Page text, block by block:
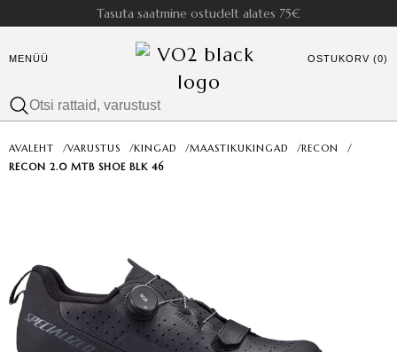
Tasuta saatmine ostudelt alates 75€
MENÜÜ OSTUKORV (0)
AVALEHT /VARUSTUS /KINGAD /MAASTIKUKINGAD /RECON
/
RECON 2.0 MTB SHOE BLK 46